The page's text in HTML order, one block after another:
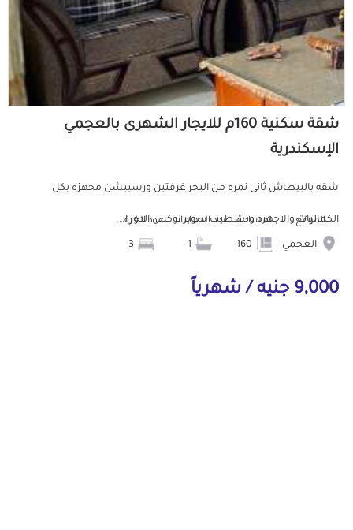
شقة سكنية 160م للايجار الشهرى بالعجمي
الإسكندرية
شقه بالبيطاش ثانى نمره من البحر غرفتين ورسيبشن مجهزه بكل
الكماليات والاجهزه وتشطيب سوبر لوكس الدور ا...
الموقع
العجمي
المساحة عدد الحمامات عدد الغرف
9,000 جنيه / شهرياً